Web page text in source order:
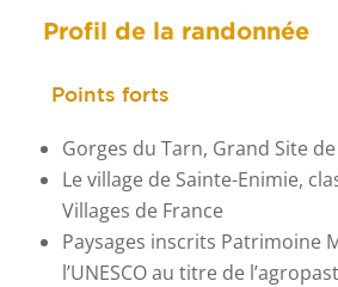
Profil de la randonnée
Points forts
Gorges du Tarn, Grand Site
Le village de Sainte-Enimie,
Villages de France
Paysages inscrits Patrimoine
l’UNESCO au titre de